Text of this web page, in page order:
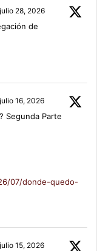
julio 28, 2026
de
julio 16, 2026
Segunda Parte
07/donde-quedo-
julio 15, 2026